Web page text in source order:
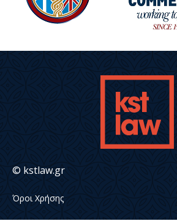
© kstlaw.gr
Όροι Χρήσης